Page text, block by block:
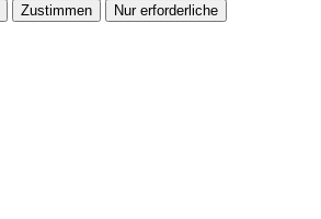
Zustimmen Nur erforderliche